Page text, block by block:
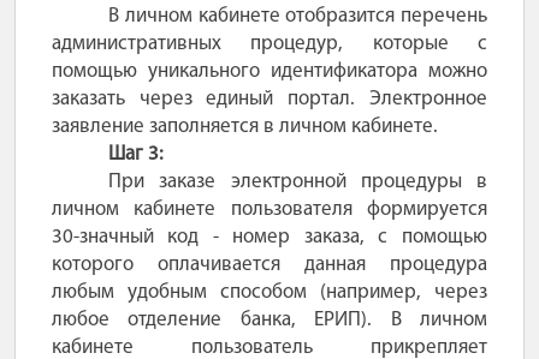
В личном кабинете отобразится перечень
административных процедур, которые с
помощью уникального идентификатора можно
заказать через единый портал. Электронное
заявление заполняется в личном кабинете.
Шаг 3:
При заказе электронной процедуры в
личном кабинете пользователя формируется
30-значный код - номер заказа, с помощью
которого оплачивается данная процедура
любым удобным способом (например, через
любое отделение банка, ЕРИП). В личном
кабинете пользователь прикрепляет